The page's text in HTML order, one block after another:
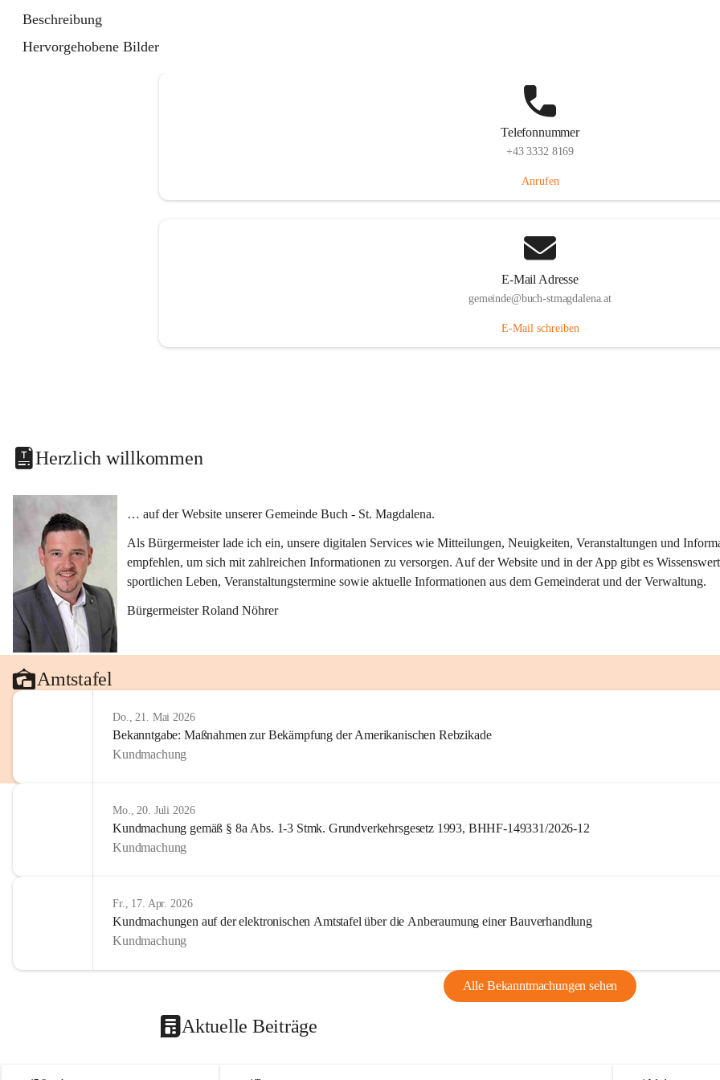
Beschreibung
Hervorgehobene Bilder
Telefonnummer
+43 3332 8169
Anrufen
E-Mail Adresse
gemeinde@buch-stmagdalena.at
E-Mail schreiben
Herzlich willkommen
… auf der Website unserer Gemeinde Buch - St. Magdalena.
Als Bürgermeister lade ich ein, unsere digitalen Services wie Mitteilungen, Neuigkeiten, Veranstaltungen und
empfehlen, um sich mit zahlreichen Informationen zu versorgen. Auf der Website und in der App gibt es
sportlichen Leben, Veranstaltungstermine sowie aktuelle Informationen aus dem Gemeinderat und der Verwaltung.
Bürgermeister Roland Nöhrer
Amtstafel
Do., 21. Mai 2026
Bekanntgabe: Maßnahmen zur Bekämpfung der Amerikanischen Rebzikade
Kundmachung
Mo., 20. Juli 2026
Kundmachung gemäß § 8a Abs. 1-3 Stmk. Grundverkehrsgesetz 1993, BHHF-149331/2026-12
Kundmachung
Fr., 17. Apr. 2026
Kundmachungen auf der elektronischen Amtstafel über die Anberaumung einer Bauverhandlung
Kundmachung
Alle Bekanntmachungen sehen
Aktuelle Beiträge